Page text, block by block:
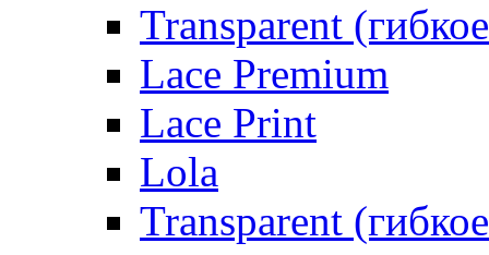
Transparent
Lace Premium
Lace Print
Lola
Transparent